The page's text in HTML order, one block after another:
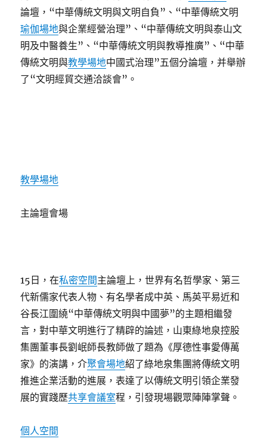
論壇，“中華傳統文明與文明自負”、“中華傳統文明
瑜伽場地與企業經營治理”、“中華傳統文明與泰山文
明及中醫養生”、“中華傳統文明與教導推廣”、“中華
傳統文明與教學場地中國式治理”五個分論壇，并舉辦
了“文明經貿交通洽談會”。
教學場地
主論壇會場
15日，在私密空間主論壇上，世界有名哲學家、第三
代新儒家代表人物、有名學者成中英、馬英平易近和
谷長江圍繞“中華傳統文明與中國夢”的主題相繼發
言，對中華文明進行了精辟的論述，山東綠地泉控股
集團董事長劉岷師長教師做了題為《厚德性事愛傳萬
家》的演講，介聚會場地紹了綠地泉集團將傳統文明
推進企業活動的進展，表達了以傳統文明引領企業發
展的實踐歷共享會議室程，引發現場觀眾陣陣掌聲。
個人空間